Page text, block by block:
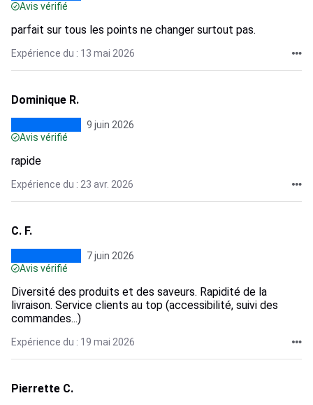
Avis vérifié
parfait sur tous les points ne changer surtout pas.
Expérience du : 13 mai 2026
Dominique R.
9 juin 2026
Avis vérifié
rapide
Expérience du : 23 avr. 2026
C. F.
7 juin 2026
Avis vérifié
Diversité des produits et des saveurs. Rapidité de la
livraison. Service clients au top (accessibilité, suivi des
commandes...)
Expérience du : 19 mai 2026
Pierrette C.